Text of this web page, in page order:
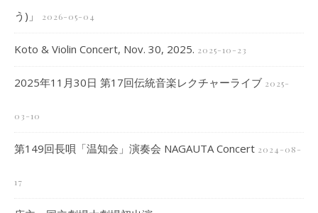
う)」 2026-05-04
Koto & Violin Concert, Nov. 30, 2025. 2025-10-23
2025年11月30日 第17回伝統音楽レクチャーライブ 2025-
03-10
第149回長唄「温知会」演奏会 NAGAUTA Concert 2024-08-
17